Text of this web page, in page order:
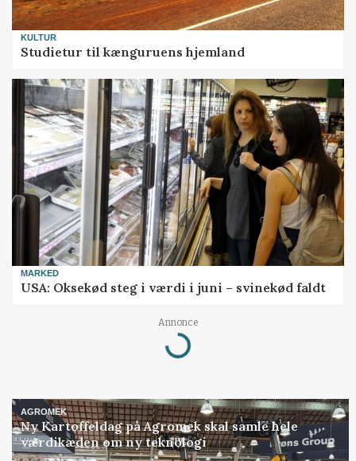
KULTUR
Studietur til kænguruens hjemland
MARKED
USA: Oksekød steg i værdi i juni – svinekød faldt
Annonce
Loading...
AGROMEK
Ny Kartoffeldag på Agromek skal samle hele
værdikæden om ny teknologi